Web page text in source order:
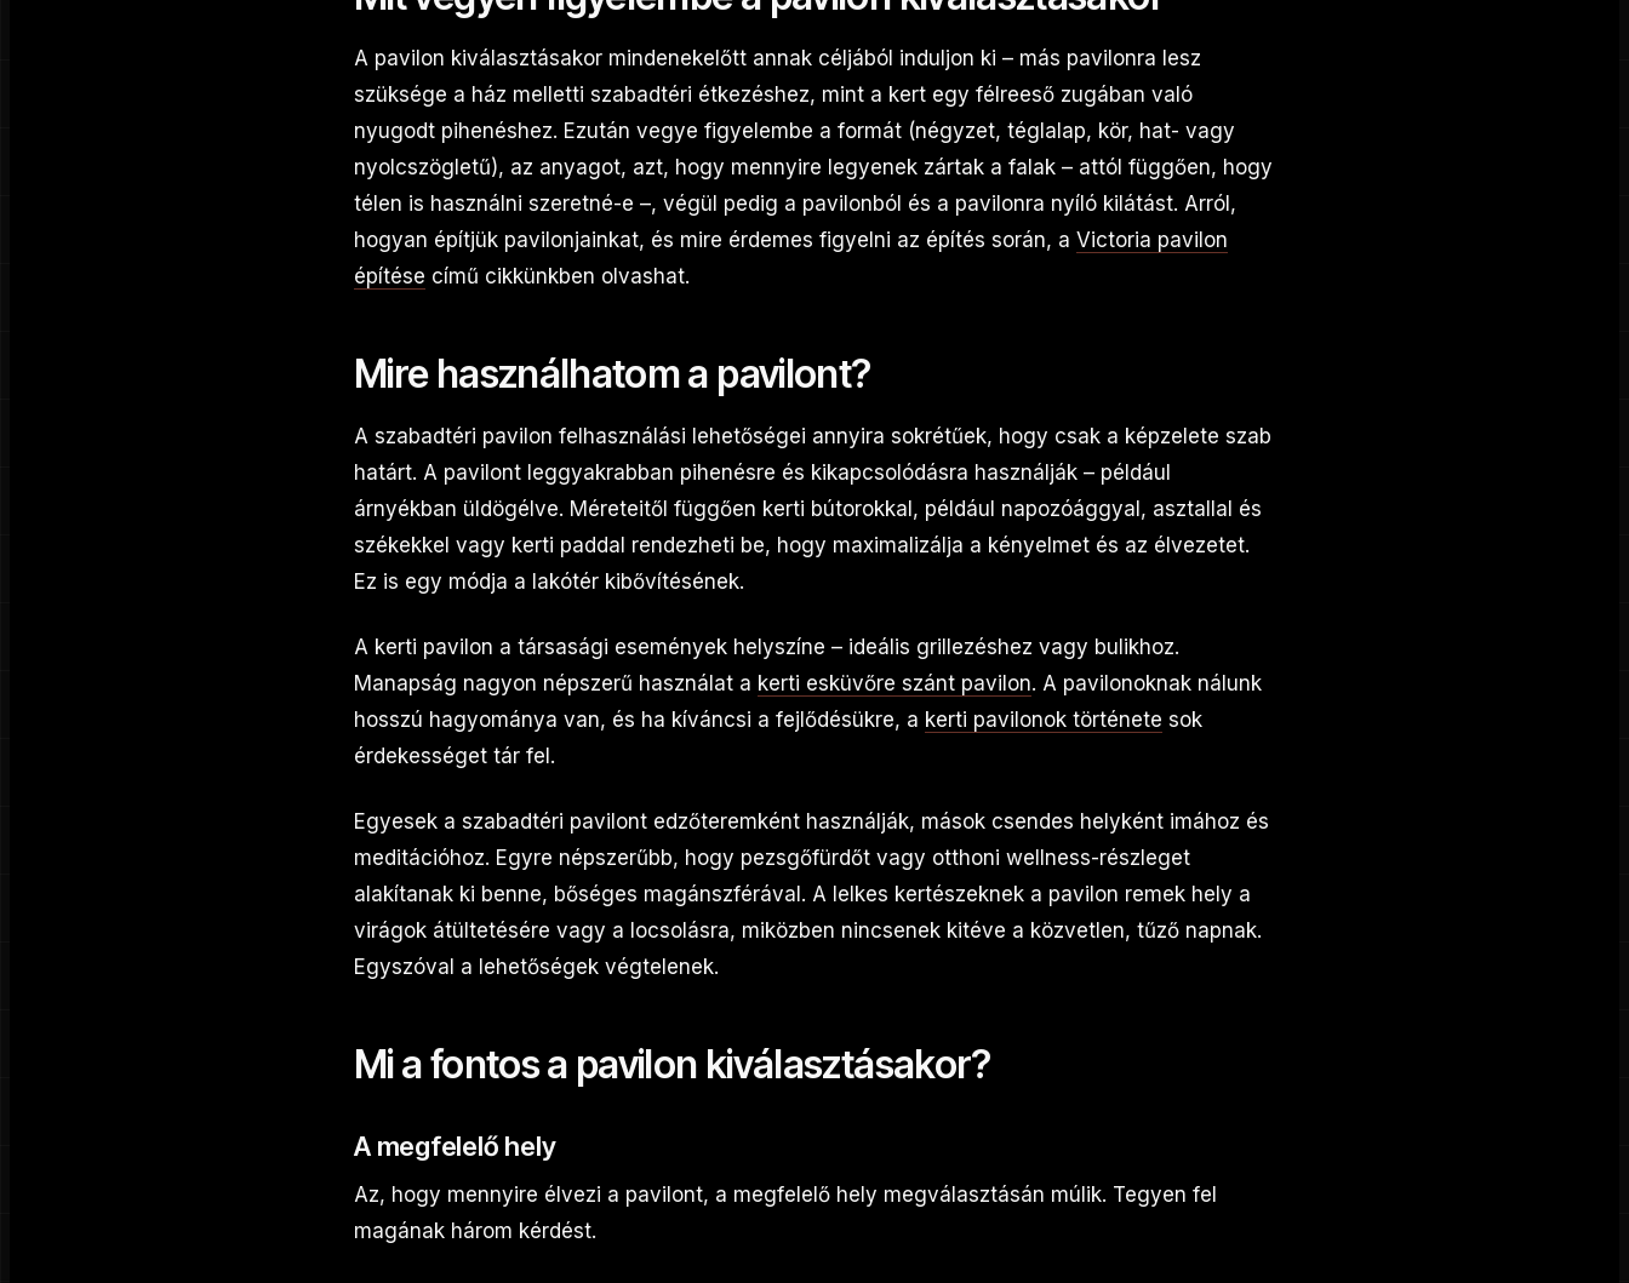
A pavilon kiválasztásakor mindenekelőtt annak céljából induljon ki – más pavilonra lesz
szüksége a ház melletti szabadtéri étkezéshez, mint a kert egy félreeső zugában való
nyugodt pihenéshez. Ezután vegye figyelembe a formát (négyzet, téglalap, kör, hat- vagy
nyolcszögletű), az anyagot, azt, hogy mennyire legyenek zártak a falak – attól függően, hogy
télen is használni szeretné-e –, végül pedig a pavilonból és a pavilonra nyíló kilátást. Arról,
hogyan építjük pavilonjainkat, és mire érdemes figyelni az építés során, a Victoria pavilon
építése című cikkünkben olvashat.
Mire használhatom a pavilont?
A szabadtéri pavilon felhasználási lehetőségei annyira sokrétűek, hogy csak a képzelete szab
határt. A pavilont leggyakrabban pihenésre és kikapcsolódásra használják – például
árnyékban üldögélve. Méreteitől függően kerti bútorokkal, például napozóággyal, asztallal és
székekkel vagy kerti paddal rendezheti be, hogy maximalizálja a kényelmet és az élvezetet.
Ez is egy módja a lakótér kibővítésének.
A kerti pavilon a társasági események helyszíne – ideális grillezéshez vagy bulikhoz.
Manapság nagyon népszerű használat a kerti esküvőre szánt pavilon. A pavilonoknak nálunk
hosszú hagyománya van, és ha kíváncsi a fejlődésükre, a kerti pavilonok története sok
érdekességet tár fel.
Egyesek a szabadtéri pavilont edzőteremként használják, mások csendes helyként imához és
meditációhoz. Egyre népszerűbb, hogy pezsgőfürdőt vagy otthoni wellness-részleget
alakítanak ki benne, bőséges magánszférával. A lelkes kertészeknek a pavilon remek hely a
virágok átültetésére vagy a locsolásra, miközben nincsenek kitéve a közvetlen, tűző napnak.
Egyszóval a lehetőségek végtelenek.
Mi a fontos a pavilon kiválasztásakor?
A megfelelő hely
Az, hogy mennyire élvezi a pavilont, a megfelelő hely megválasztásán múlik. Tegyen fel
magának három kérdést.